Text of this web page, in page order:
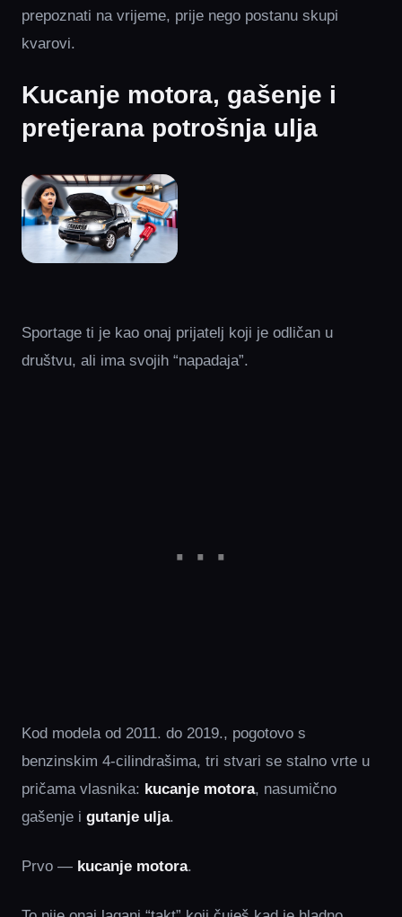
prepoznati na vrijeme, prije nego postanu skupi
kvarovi.
Kucanje motora, gašenje i
pretjerana potrošnja ulja
Sportage ti je kao onaj prijatelj koji je odličan u
društvu, ali ima svojih “napadaja”.
Kod modela od 2011. do 2019., pogotovo s
benzinskim 4-cilindrašima, tri stvari se stalno vrte u
pričama vlasnika: kucanje motora, nasumično
gašenje i gutanje ulja.
Prvo — kucanje motora.